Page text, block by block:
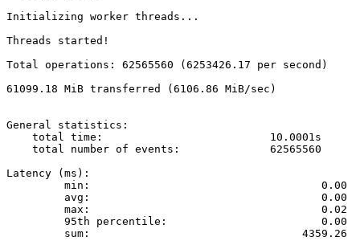
Initializing worker threads...
Threads started!
Total operations: 62565560 (6253426.17 per second)
61099.18 MiB transferred (6106.86 MiB/sec)
General statistics:
    total time:                          10.0001s
    total number of events:              62565560
Latency (ms):
         min:                                    0.00
         avg:                                    0.00
         max:                                    0.02
         95th percentile:                        0.00
         sum:                                 4359.26